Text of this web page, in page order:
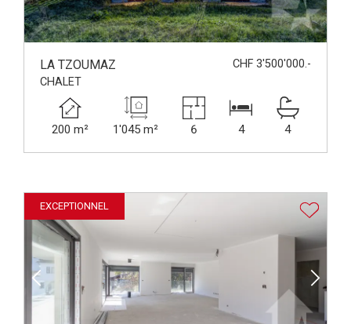
LA TZOUMAZ
CHF 3'500'000.-
CHALET
200 m² 1'045 m² 6 4 4
EXCEPTIONNEL